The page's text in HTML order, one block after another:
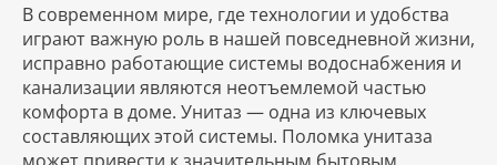
В современном мире, где технологии и удобства
играют важную роль в нашей повседневной жизни,
исправно работающие системы водоснабжения и
канализации являются неотъемлемой частью
комфорта в доме. Унитаз — одна из ключевых
составляющих этой системы. Поломка унитаза